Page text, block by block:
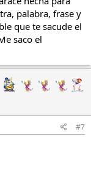
palabra, frase y
que te sacude el
saco el
#7